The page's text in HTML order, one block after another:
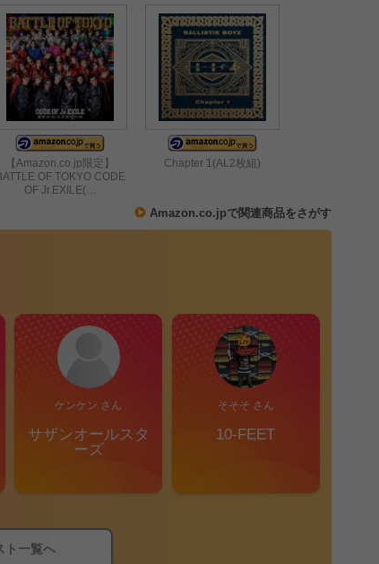
【Amazon.co.jp限定】
OF TOKYO CODE
OF Jr.EXILE(…
Chapter 1(AL2枚組)
Amazon.co.jpで関連商品をさがす
ケンケン さん
サザンオールスタ
ーズ
そそそ さん
10-FEET
ト一覧へ